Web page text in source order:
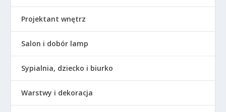
Projektant wnętrz
Salon i dobór lamp
Sypialnia, dziecko i biurko
Warstwy i dekoracja